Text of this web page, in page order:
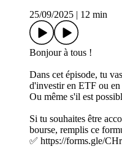
25/09/2025
12 min
Bonjour à tous !
Dans cet épisode, tu
d'investir en ETF ou en
Ou même s'il est
Si tu souhaites être
bourse, remplis ce
⁠✅ https://forms.gle/